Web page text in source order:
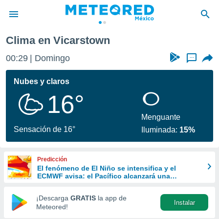
de
ha sido
calidad.
a este
las
y
forma
digital
basada
Clima en Vicarstown
00:29 Domingo ...
Nubes y claros
16°
Sensación de 16°
Menguante
Iluminada: 15%
Predicción
El fenómeno de El Niño se intensifica y el
ECMWF avisa: el Pacífico alcanzará una
¡Descarga GRATIS la app de
Meteored!
Instalar